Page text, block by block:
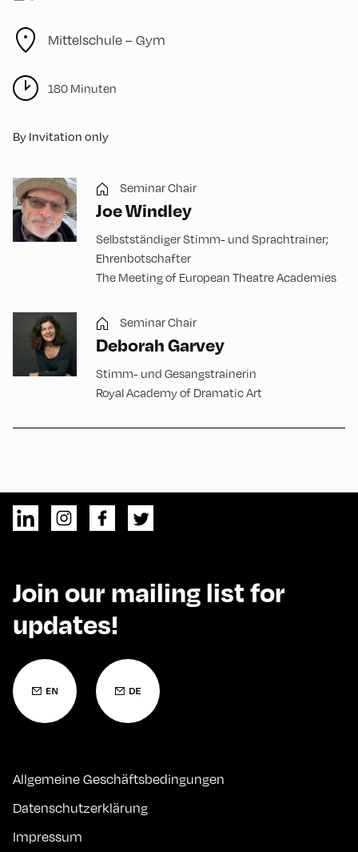
Mittelschule – Gym
180 Minuten
By Invitation only
Seminar Chair
Joe Windley
Selbstständiger Stimm- und Sprachtrainer;
Ehrenbotschafter
The Meeting of European Theatre Academies
Seminar Chair
Deborah Garvey
Stimm- und Gesangstrainerin
Royal Academy of Dramatic Art
Join our mailing list for
updates!
Allgemeine Geschäftsbedingungen
Datenschutzerklärung
Impressum